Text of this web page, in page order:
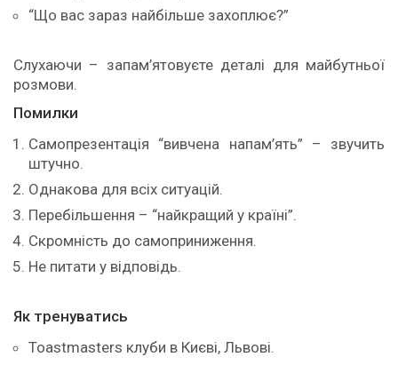
“Що вас зараз найбільше захоплює?”
Слухаючи – запам’ятовуєте деталі для майбутньої
розмови.
Помилки
Самопрезентація “вивчена напам’ять” – звучить
штучно.
Однакова для всіх ситуацій.
Перебільшення – “найкращий у країні”.
Скромність до самоприниження.
Не питати у відповідь.
Як тренуватись
Toastmasters клуби в Києві, Львові.